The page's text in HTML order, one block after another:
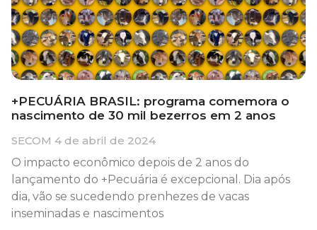
+PECUÁRIA BRASIL: programa comemora o
nascimento de 30 mil bezerros em 2 anos
SECOM 4 de abril de 2024
O impacto econômico depois de 2 anos do
lançamento do +Pecuária é excepcional. Dia após
dia, vão se sucedendo prenhezes de vacas
inseminadas e nascimentos